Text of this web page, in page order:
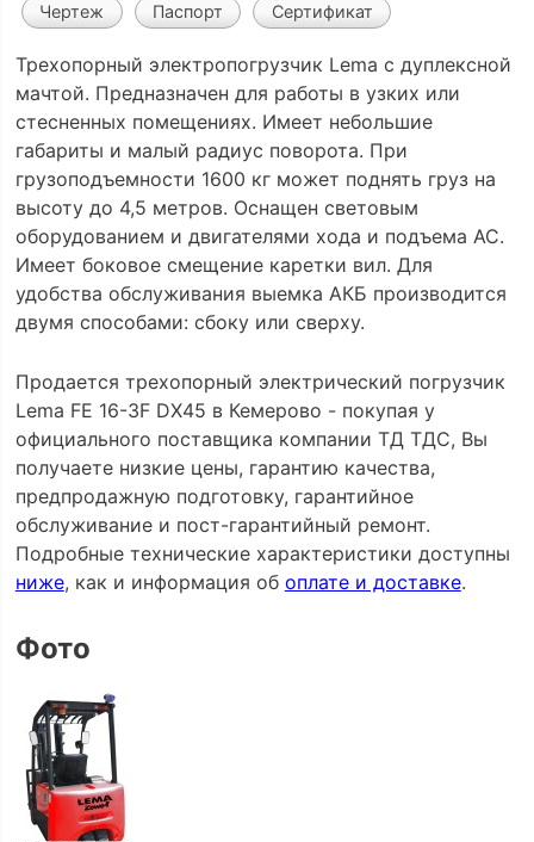
Чертеж Паспорт Сертификат
Трехопорный электропогрузчик Lema с дуплексной
мачтой. Предназначен для работы в узких или
стесненных помещениях. Имеет небольшие
габариты и малый радиус поворота. При
грузоподъемности 1600 кг может поднять груз на
высоту до 4,5 метров. Оснащен световым
оборудованием и двигателями хода и подъема АС.
Имеет боковое смещение каретки вил. Для
удобства обслуживания выемка АКБ производится
двумя способами: сбоку или сверху.
Продается трехопорный электрический погрузчик
Lema FE 16-3F DX45 в Кемерово - покупая у
официального поставщика компании ТД ТДС, Вы
получаете низкие цены, гарантию качества,
предпродажную подготовку, гарантийное
обслуживание и пост-гарантийный ремонт.
Подробные технические характеристики доступны
ниже, как и информация об оплате и доставке.
Фото